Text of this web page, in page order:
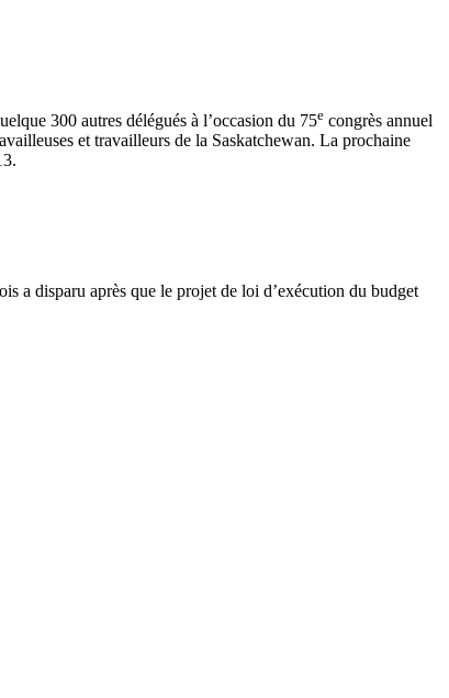
300 autres délégués à l’occasion du 75e congrès annuel
et travailleurs de la Saskatchewan. La prochaine
a disparu après que le projet de loi d’exécution du budget